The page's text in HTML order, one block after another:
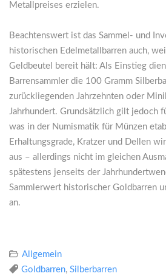
Metallpreises erzielen.
Beachtenswert ist das Sammel- und
historischen Edelmetallbarren auch,
Geldbeutel bereit hält: Als Einstieg
Barrensammler die 100 Gramm
zurückliegenden Jahrzehnten oder
Jahrhundert. Grundsätzlich gilt jedoch
was in der Numismatik für Münzen
Erhaltungsgrade, Kratzer und Dellen
aus – allerdings nicht im gleichen
spätestens jenseits der
Sammlerwert historischer Goldbarren
an.
Allgemein
Goldbarren, Silberbarren
Mit